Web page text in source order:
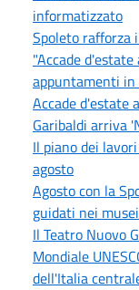
informatizzato
Spoleto rafforza
"Accade
appuntamenti in
Accade d'estate
Garibaldi arriva
Il piano dei
agosto
Agosto con la
guidati nei
Il Teatro Nuovo
Mondiale
dell'Italia